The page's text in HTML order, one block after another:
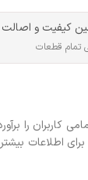
کیفیت و اصالت
تمام قطعات
را
اطلاعات